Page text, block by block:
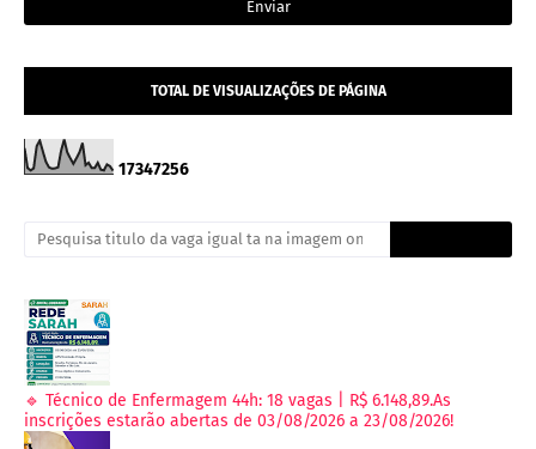
TOTAL DE VISUALIZAÇÕES DE PÁGINA
17347256
🔹 Técnico de Enfermagem 44h: 18 vagas | R$ 6.148,89.As
inscrições estarão abertas de 03/08/2026 a 23/08/2026!